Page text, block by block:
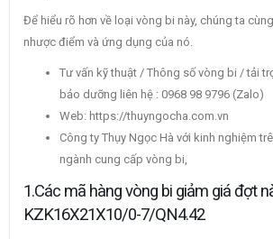
Để hiểu rõ hơn về loại vòng bi này, chúng ta
nhược điểm và ứng dụng của nó.
Tư vấn kỹ thuật / Thông số vòng bi / tải
bảo dưỡng liên hệ : 0968 98 9796 (Zalo)
Web: https://thuyngocha.com.vn
Công ty Thụy Ngọc Hà với kinh nghiệm
ngành cung cấp vòng bi,
1.Các mã hàng vòng bi giảm giá đợt
KZK16X21X10/0-7/QN4.42